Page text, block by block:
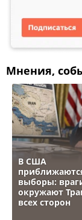
Мнения,
В США
выборы:
окружают
всех сторон